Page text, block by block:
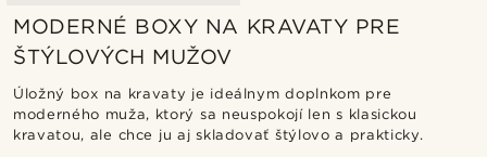
MODERNÉ BOXY NA KRAVATY PRE
ŠTÝLOVÝCH MUŽOV
Úložný box na kravaty je ideálnym doplnkom pre
moderného muža, ktorý sa neuspokojí len s klasickou
kravatou, ale chce ju aj skladovať štýlovo a prakticky.